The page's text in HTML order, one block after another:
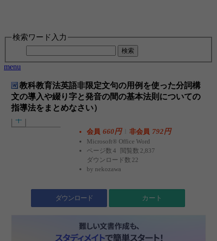
検索ワード入力
検索
menu
教科教育法英語非限定文句の用例を使った分詞構
文の導入や綴り字と発音の間の基本法則についての
指導法をまとめなさい）
会員 660円 非会員 792円
Microsoft® Office Word
ページ数 4 閲覧数 2,837
ダウンロード数 22
by nekozawa
ダウンロード カート